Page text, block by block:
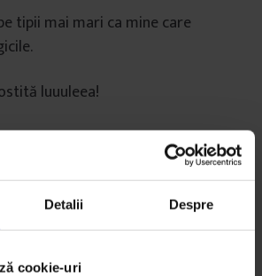
Detalii Despre
cookie-uri
tipii mai mari ca mine care
luuuleea!
să lucrez într-un radio. Damn
și legume într-o piață. Așa
că e mai bine să-ți urmezi